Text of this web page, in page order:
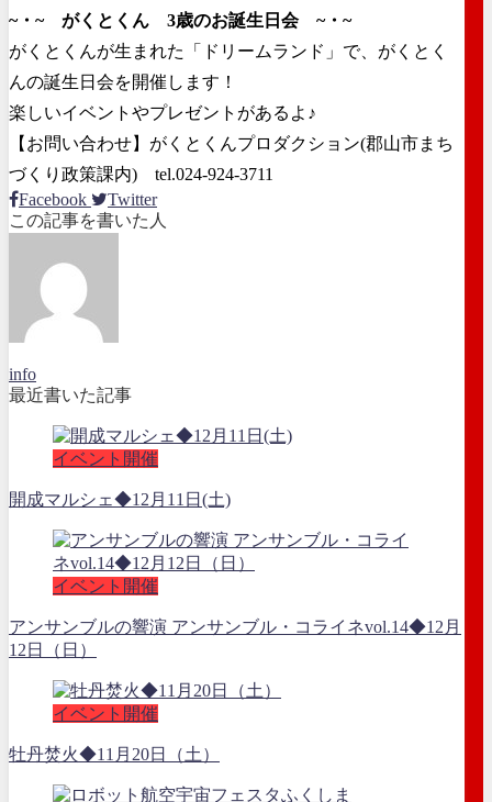
~・~ がくとくん 3歳のお誕生日会 ~・~
がくとくんが生まれた「ドリームランド」で、がくとく
んの誕生日会を開催します！
楽しいイベントやプレゼントがあるよ♪
【お問い合わせ】がくとくんプロダクション(郡山市まち
づくり政策課内) tel.024-924-3711
Facebook
Twitter
この記事を書いた人
info
最近書いた記事
イベント開催
開成マルシェ◆12月11日(土)
イベント開催
アンサンブルの響演 アンサンブル・コライネvol.14◆12月
12日（日）
イベント開催
牡丹焚火◆11月20日（土）